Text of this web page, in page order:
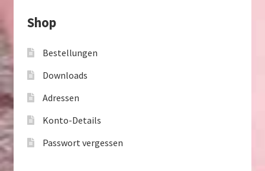
Shop
Bestellungen
Downloads
Adressen
Konto-Details
Passwort vergessen